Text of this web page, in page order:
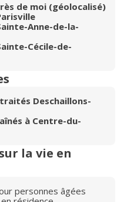
de moi (géolocalisé)
Anne-de-la-
Cécile-de-
Deschaillons-
à Centre-du-
la vie en
personnes âgées